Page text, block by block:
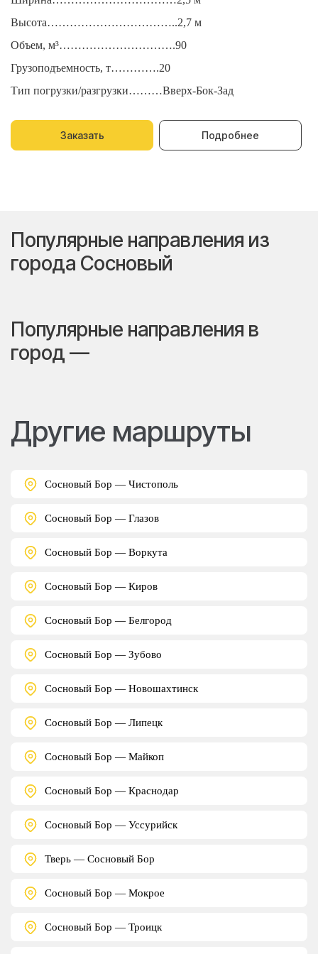
Высота……………………………..2,7 м
Объем, м³………………………….90
Грузоподъемность, т………….20
Тип погрузки/разгрузки………Вверх-Бок-Зад
Заказать Подробнее
Популярные направления из
города Сосновый
Популярные направления в
город —
Другие маршруты
Сосновый Бор — Чистополь
Сосновый Бор — Глазов
Сосновый Бор — Воркута
Сосновый Бор — Киров
Сосновый Бор — Белгород
Сосновый Бор — Зубово
Сосновый Бор — Новошахтинск
Сосновый Бор — Липецк
Сосновый Бор — Майкоп
Сосновый Бор — Краснодар
Сосновый Бор — Уссурийск
Тверь — Сосновый Бор
Сосновый Бор — Мокрое
Сосновый Бор — Троицк